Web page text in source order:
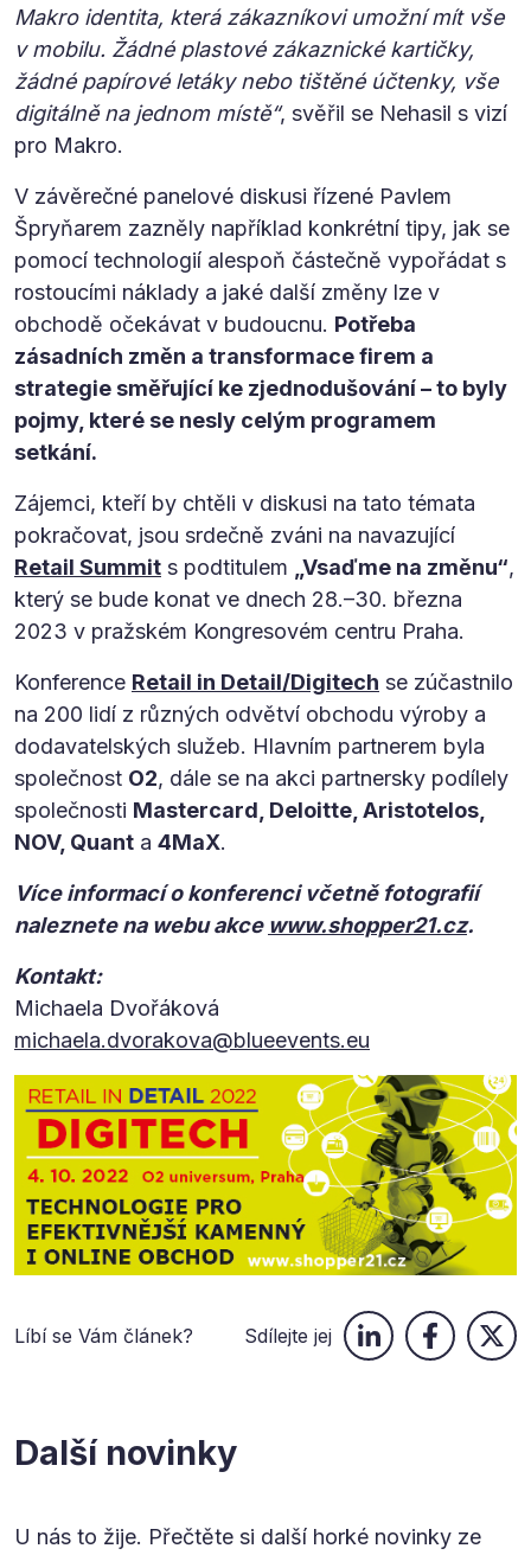
Makro identita, která zákazníkovi umožní mít vše
v mobilu. Žádné plastové zákaznické kartičky,
žádné papírové letáky nebo tištěné účtenky, vše
digitálně na jednom místě“, svěřil se Nehasil s vizí
pro Makro.
V závěrečné panelové diskusi řízené Pavlem
Špryňarem zazněly například konkrétní tipy, jak se
pomocí technologií alespoň částečně vypořádat s
rostoucími náklady a jaké další změny lze v
obchodě očekávat v budoucnu. Potřeba
zásadních změn a transformace firem a
strategie směřující ke zjednodušování – to byly
pojmy, které se nesly celým programem
setkání.
Zájemci, kteří by chtěli v diskusi na tato témata
pokračovat, jsou srdečně zváni na navazující
Retail Summit s podtitulem „Vsaďme na změnu“,
který se bude konat ve dnech 28.–30. března
2023 v pražském Kongresovém centru Praha.
Konference Retail in Detail/Digitech se zúčastnilo
na 200 lidí z různých odvětví obchodu výroby a
dodavatelských služeb. Hlavním partnerem byla
společnost O2, dále se na akci partnersky podílely
společnosti Mastercard, Deloitte, Aristotelos,
NOV, Quant a 4MaX.
Více informací o konferenci včetně fotografií
naleznete na webu akce www.shopper21.cz.
Kontakt:
Michaela Dvořáková
michaela.dvorakova@blueevents.eu
Líbí se Vám článek? Sdílejte jej
Další novinky
U nás to žije. Přečtěte si další horké novinky ze